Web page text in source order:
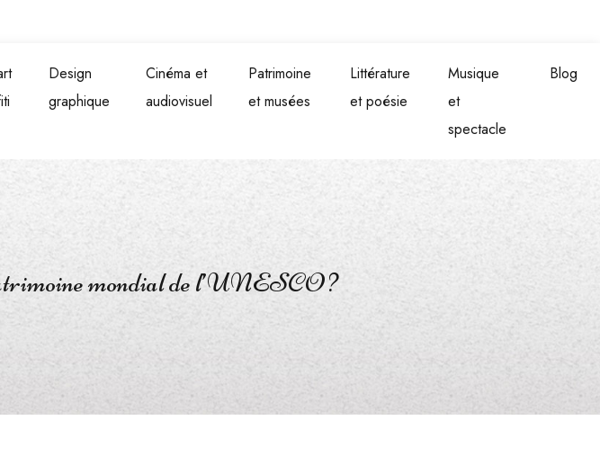
Design
graphique
Cinéma et
audiovisuel
Patrimoine
et musées
Littérature
et poésie
Musique
et
spectacle
Blog
mondial de l’UNESCO ?